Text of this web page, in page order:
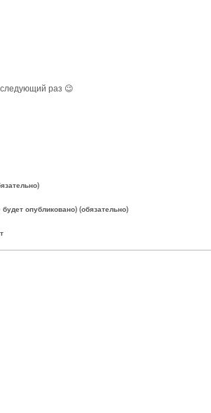
раз 😉
будет опубликовано) (обязательно)